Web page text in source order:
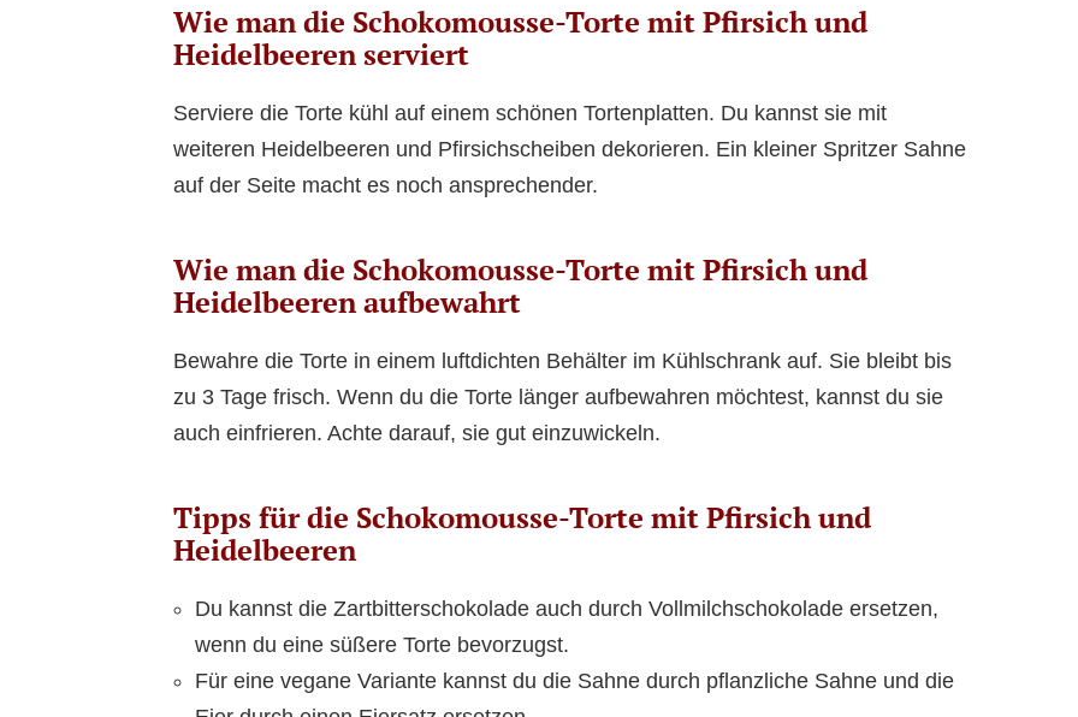
Wie man die Schokomousse-Torte mit Pfirsich und
Heidelbeeren serviert
Serviere die Torte kühl auf einem schönen Tortenplatten. Du kannst sie mit
weiteren Heidelbeeren und Pfirsichscheiben dekorieren. Ein kleiner Spritzer Sahne
auf der Seite macht es noch ansprechender.
Wie man die Schokomousse-Torte mit Pfirsich und
Heidelbeeren aufbewahrt
Bewahre die Torte in einem luftdichten Behälter im Kühlschrank auf. Sie bleibt bis
zu 3 Tage frisch. Wenn du die Torte länger aufbewahren möchtest, kannst du sie
auch einfrieren. Achte darauf, sie gut einzuwickeln.
Tipps für die Schokomousse-Torte mit Pfirsich und
Heidelbeeren
Du kannst die Zartbitterschokolade auch durch Vollmilchschokolade ersetzen,
wenn du eine süßere Torte bevorzugst.
Für eine vegane Variante kannst du die Sahne durch pflanzliche Sahne und die